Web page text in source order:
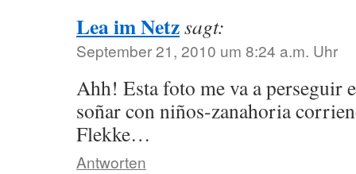
Lea im Netzsagt:
September 21, 2010 um 8:24 a.m. Uhr
Ahh! Esta foto me va a perseguir
soñar con niños-zanahoria
Flekke…
Antworten